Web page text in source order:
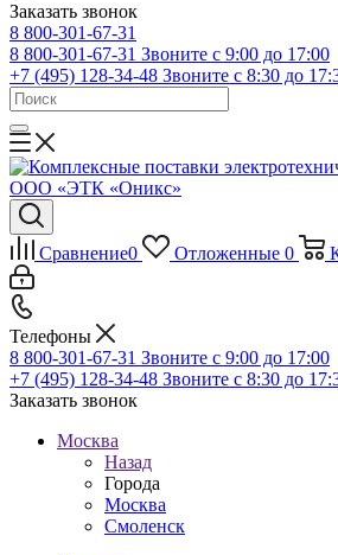
Заказать звонок
8 800-301-67-31
8 800-301-67-31 Звоните с 9:00 до 17:00
+7 (495) 128-34-48 Звоните с 8:30 до
Сравнение0 Отложенные 0
Телефоны
8 800-301-67-31 Звоните с 9:00 до 17:00
+7 (495) 128-34-48 Звоните с 8:30 до
Заказать звонок
Москва
Назад
Города
Москва
Смоленск